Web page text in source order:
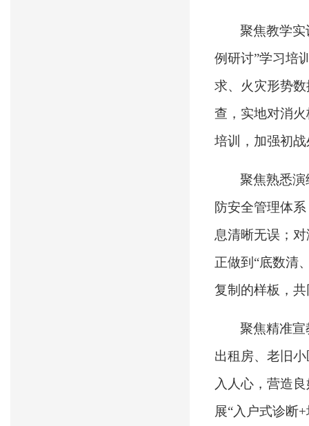
聚焦教学
例研讨”学习培
求、火灾形势
查，实地对消
培训，加强初
聚焦熟悉
防安全管理体
息清晰无误；
正做到“底数清
复制的样板，
聚焦精准
出租房、老旧
入人心，营造
展“入户式诊断